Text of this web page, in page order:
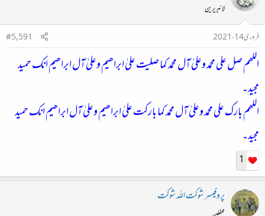
لائبریرین
فروری 14، 2021
#5,591
اللھم صل علی محمد وعلیٰ آل محمد کما صلیت علیٰ ابراھیم وعلیٰ آل ابراھیم انک حمید
مجید۔
اللھم بارک علی محمد وعلیٰ آل محمد کما بارکت علیٰ ابراھیم وعلیٰ آل ابراھیم انک حمید
مجید۔
1
پروفیسر شوکت اللہ شوکت